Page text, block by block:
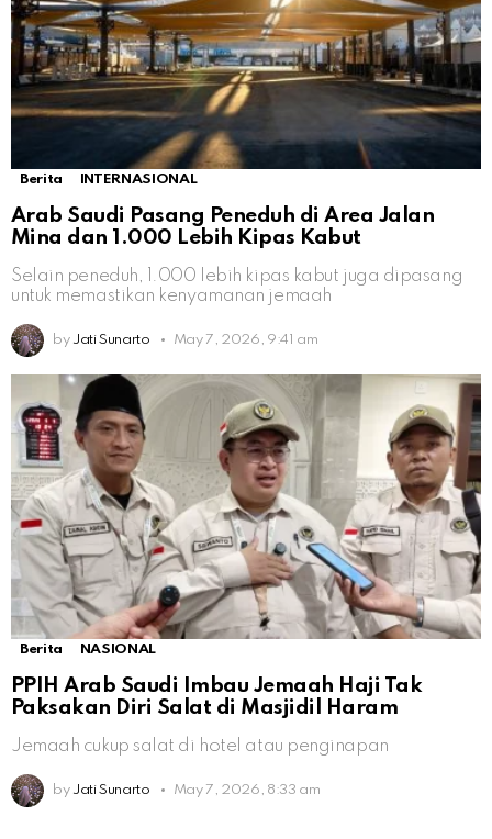
Berita INTERNASIONAL
Arab Saudi Pasang Peneduh di Area Jalan
Mina dan 1.000 Lebih Kipas Kabut
Selain peneduh, 1.000 lebih kipas kabut juga dipasang
untuk memastikan kenyamanan jemaah
by Jati Sunarto May 7, 2026, 9:41 am
Berita NASIONAL
PPIH Arab Saudi Imbau Jemaah Haji Tak
Paksakan Diri Salat di Masjidil Haram
Jemaah cukup salat di hotel atau penginapan
by Jati Sunarto May 7, 2026, 8:33 am